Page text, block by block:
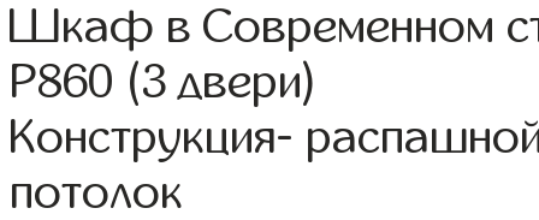
Шкаф в Современном
Р860 (3 двери)
Конструкция-
потолок